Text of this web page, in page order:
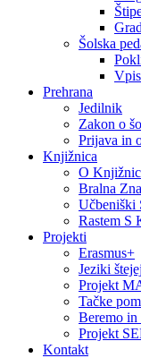
Šolska
Prehrana
Jedilnik
Zakon o
Prijava in
Knjižnica
O
Bralna
Učbeniški
Rastem S
Projekti
Erasmus+
Jeziki
Projekt
Tačke
Beremo
Projekt
Kontakt